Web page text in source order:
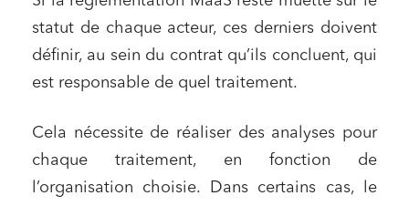
statut de chaque acteur, ces derniers doivent
définir, au sein du contrat qu’ils concluent, qui
est responsable de quel traitement.
Cela nécessite de réaliser des analyses pour
chaque traitement, en fonction de
l’organisation choisie. Dans certains cas, le